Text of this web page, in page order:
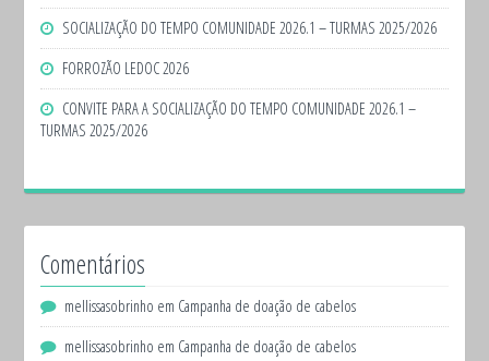
SOCIALIZAÇÃO DO TEMPO COMUNIDADE 2026.1 – TURMAS 2025/2026
FORROZÃO LEDOC 2026
CONVITE PARA A SOCIALIZAÇÃO DO TEMPO COMUNIDADE 2026.1 –
TURMAS 2025/2026
Comentários
mellissasobrinho em Campanha de doação de cabelos
mellissasobrinho em Campanha de doação de cabelos